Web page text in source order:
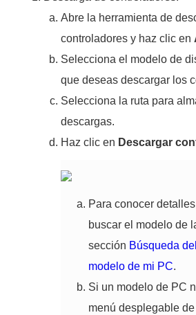
Abre la herramienta de
controladores y haz clic en
Selecciona el modelo de
que deseas descargar los
Selecciona la ruta para
descargas.
Haz clic en Descargar
Para conocer
buscar el modelo de
sección Búsqueda
modelo de mi PC.
Si un modelo de PC
menú desplegable